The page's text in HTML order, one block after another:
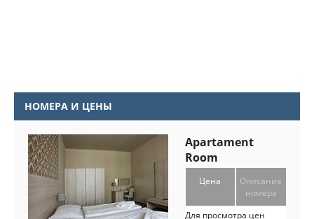
НОМЕРА И ЦЕНЫ
Apartament
Room
Цена
Описание
номера
Для просмотра цен